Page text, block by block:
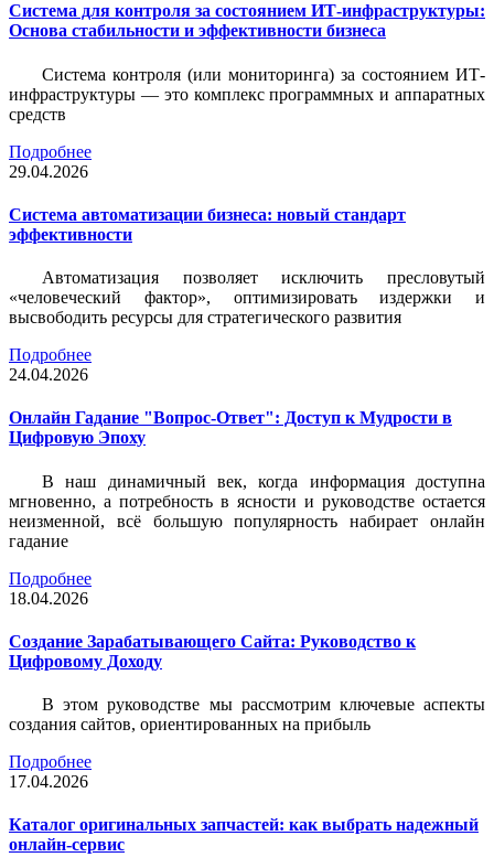
Система для контроля за состоянием ИТ-инфраструктуры:
Основа стабильности и эффективности бизнеса
Система контроля (или мониторинга) за состоянием ИТ-
инфраструктуры — это комплекс программных и аппаратных
средств
Подробнее
29.04.2026
Система автоматизации бизнеса: новый стандарт
эффективности
Автоматизация позволяет исключить пресловутый
«человеческий фактор», оптимизировать издержки и
высвободить ресурсы для стратегического развития
Подробнее
24.04.2026
Онлайн Гадание "Вопрос-Ответ": Доступ к Мудрости в
Цифровую Эпоху
В наш динамичный век, когда информация доступна
мгновенно, а потребность в ясности и руководстве остается
неизменной, всё большую популярность набирает онлайн
гадание
Подробнее
18.04.2026
Создание Зарабатывающего Сайта: Руководство к
Цифровому Доходу
В этом руководстве мы рассмотрим ключевые аспекты
создания сайтов, ориентированных на прибыль
Подробнее
17.04.2026
Каталог оригинальных запчастей: как выбрать надежный
онлайн-сервис